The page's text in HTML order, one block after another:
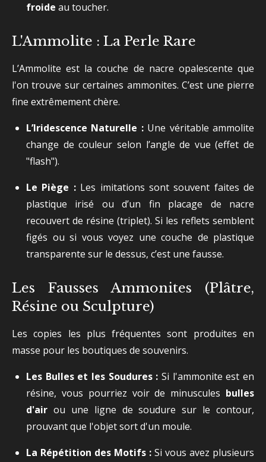
froide au toucher.
L'Ammolite : La Perle Rare
L’Ammolite est la couche de nacre opalescente que
l'on trouve sur certaines ammonites. C’est une pierre
fine extrêmement chère.
L’Iridescence Naturelle :Une véritable ammolite
change de couleur selon l’angle de vue (effet de
"flash").
Le Piège :Les imitations sont souvent faites de
plastique irisé ou d’un fin placage de nacre
recouvert de résine (triplet). Si les reflets semblent
figés ou si vous voyez une couche de plastique
transparente sur le dessus, c’est une fausse.
Les Fausses Ammonites (Plâtre,
Résine ou Sculpture)
Les copies les plus fréquentes sont produites en
masse pour les boutiques de souvenirs.
Les Bulles et les Soudures : Si l'ammonite est en
résine, vous pourriez voir de minuscules bulles
d'air ou une ligne de soudure sur le contour,
prouvant que l'objet sort d'un moule.
La Répétition des Motifs : Si vous avez plusieurs